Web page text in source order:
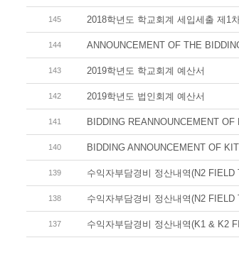
145 2018학년도 학교회계 세입세출 제1
144 ANNOUNCEMENT OF THE
143 2019학년도 학교회계 예산서
142 2019학년도 법인회계 예산서
141 BIDDING REANNOUNCEMENT
140 BIDDING ANNOUNCEMENT OF
139 수익자부담경비 정산내역(N2
138 수익자부담경비 정산내역(N2
137 수익자부담경비 정산내역(K1 & K2